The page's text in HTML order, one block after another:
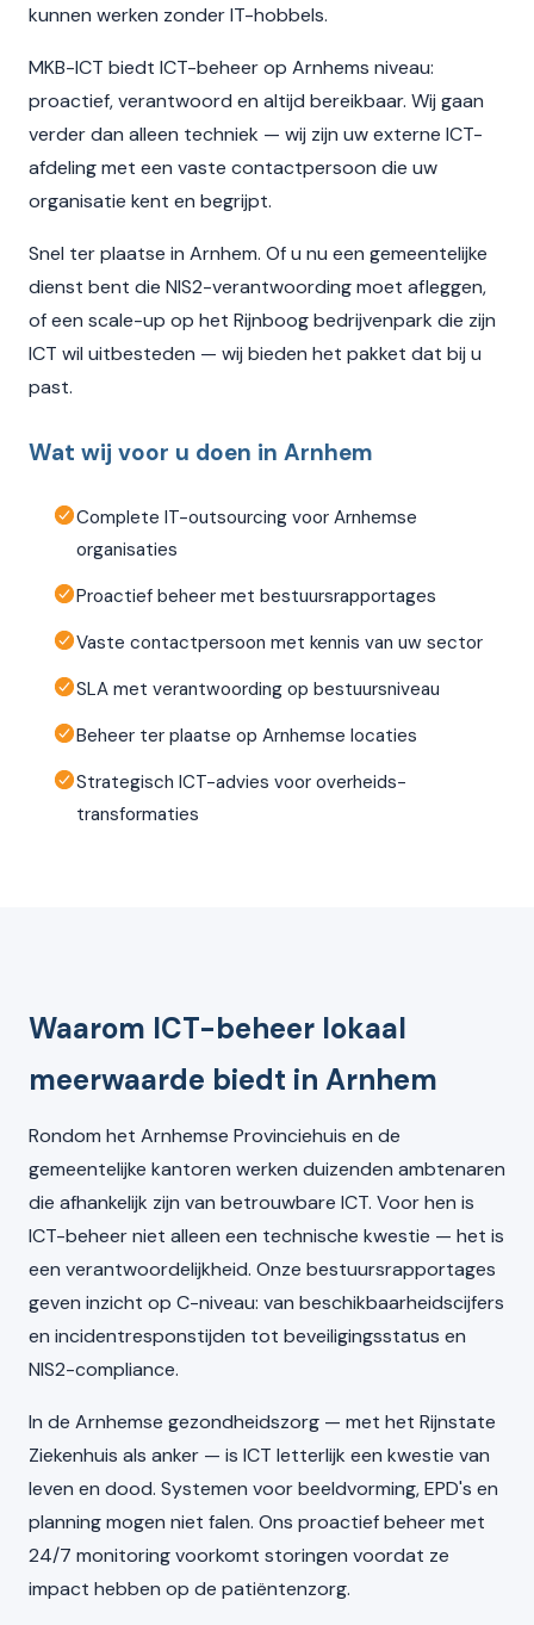
kunnen werken zonder IT-hobbels.
MKB-ICT biedt ICT-beheer op Arnhems niveau:
proactief, verantwoord en altijd bereikbaar. Wij gaan
verder dan alleen techniek — wij zijn uw externe ICT-
afdeling met een vaste contactpersoon die uw
organisatie kent en begrijpt.
Snel ter plaatse in Arnhem. Of u nu een gemeentelijke
dienst bent die NIS2-verantwoording moet afleggen,
of een scale-up op het Rijnboog bedrijvenpark die zijn
ICT wil uitbesteden — wij bieden het pakket dat bij u
past.
Wat wij voor u doen in Arnhem
Complete IT-outsourcing voor Arnhemse
organisaties
Proactief beheer met bestuursrapportages
Vaste contactpersoon met kennis van uw sector
SLA met verantwoording op bestuursniveau
Beheer ter plaatse op Arnhemse locaties
Strategisch ICT-advies voor overheids-
transformaties
Waarom ICT-beheer lokaal
meerwaarde biedt in Arnhem
Rondom het Arnhemse Provinciehuis en de
gemeentelijke kantoren werken duizenden ambtenaren
die afhankelijk zijn van betrouwbare ICT. Voor hen is
ICT-beheer niet alleen een technische kwestie — het is
een verantwoordelijkheid. Onze bestuursrapportages
geven inzicht op C-niveau: van beschikbaarheidscijfers
en incidentresponstijden tot beveiligingsstatus en
NIS2-compliance.
In de Arnhemse gezondheidszorg — met het Rijnstate
Ziekenhuis als anker — is ICT letterlijk een kwestie van
leven en dood. Systemen voor beeldvorming, EPD's en
planning mogen niet falen. Ons proactief beheer met
24/7 monitoring voorkomt storingen voordat ze
impact hebben op de patiëntenzorg.